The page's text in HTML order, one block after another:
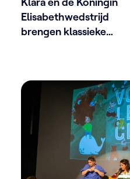
Elisabethwedstrijd
brengen klassieke